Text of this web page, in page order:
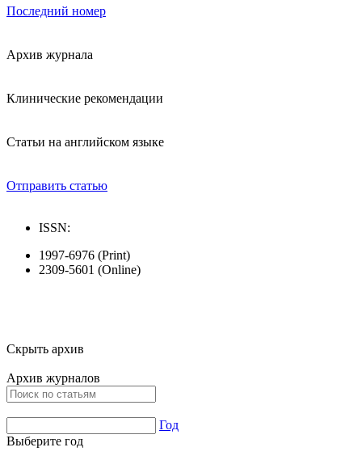
Последний номер
Архив журнала
Клинические рекомендации
Статьи на английском языке
Отправить статью
ISSN:
1997-6976 (Print)
2309-5601 (Online)
Скрыть архив
Архив журналов
Год
Выберите год